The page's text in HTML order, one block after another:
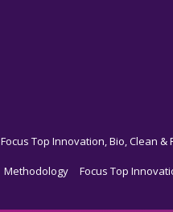
Focus Top Innovation, Bio, Clean &
Methodology Focus Top